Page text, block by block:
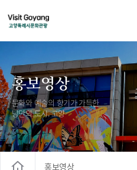
홍보영상
문화와 예술의 향기가 가득한
낭만의 도시, 고양
홍보영상